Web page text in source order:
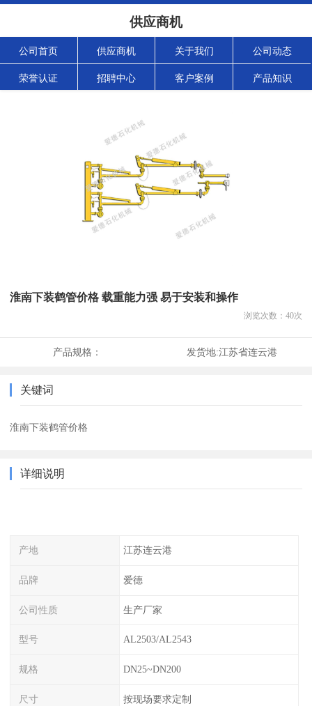
供应商机
公司首页 供应商机 关于我们 公司动态
荣誉认证 招聘中心 客户案例 产品知识
淮南下装鹤管价格 载重能力强 易于安装和操作
浏览次数： 40次
产品规格： 发货地:江苏省连云港
关键词
淮南下装鹤管价格
详细说明
产地 江苏连云港
品牌 爱德
公司性质 生产厂家
型号 AL2503/AL2543
规格 DN25~DN200
尺寸 按现场要求定制